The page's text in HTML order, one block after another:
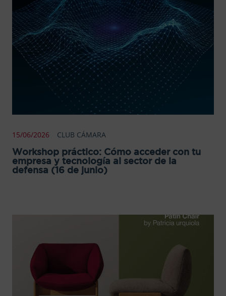
15/06/2026 CLUB CÁMARA
Workshop práctico: Cómo acceder con tu
empresa y tecnología al sector de la
defensa (16 de junio)